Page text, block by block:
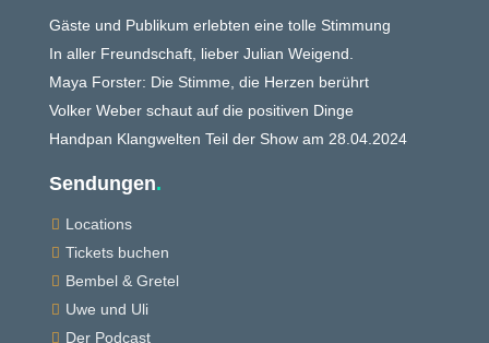
Gäste und Publikum erlebten eine tolle Stimmung
In aller Freundschaft, lieber Julian Weigend.
Maya Forster: Die Stimme, die Herzen berührt
Volker Weber schaut auf die positiven Dinge
Handpan Klangwelten Teil der Show am 28.04.2024
Sendungen.
 Locations
 Tickets buchen
 Bembel & Gretel
 Uwe und Uli
 Der Podcast